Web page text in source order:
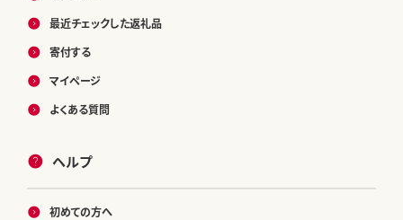
最近チェックした返礼品
寄付する
マイページ
よくある質問
ヘルプ
初めての方へ